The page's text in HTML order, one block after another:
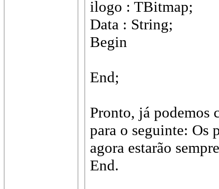
ilogo : TBitmap;
Data : String;
Begin
End;
Pronto, já podemos
para o seguinte: Os
agora estarão
End.